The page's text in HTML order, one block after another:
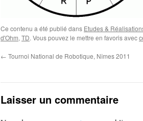
Ce contenu a été publié dans Etudes &
d'Ohm, TD. Vous pouvez le mettre en favoris avec
← Tournoi National de Robotique, Nîmes 2011
Laisser un commentaire